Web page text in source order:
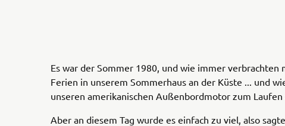
Es war der Sommer 1980, und wie immer verbrachten
Ferien in unserem Sommerhaus an der Küste ... und
unseren amerikanischen Außenbordmotor zum
Aber an diesem Tag wurde es einfach zu viel, also